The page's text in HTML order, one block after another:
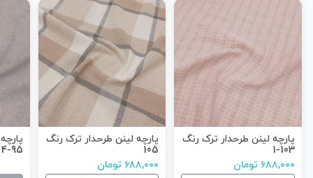
پارچه لینن طرحدار ترک رنگ
103-1
۶۸۸,۰۰۰ تومان
پارچه لینن طرحدار ترک رنگ
105
۶۸۸,۰۰۰ تومان
95-4